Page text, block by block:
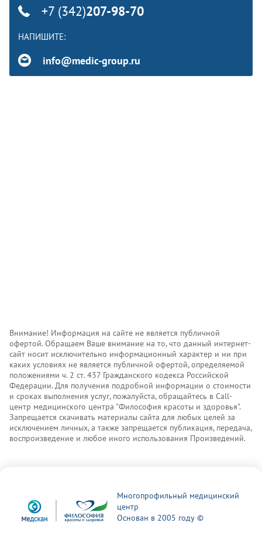
+7 (342)207-98-70
НАПИШИТЕ:
info@medic-group.ru
Внимание! Информация на сайте не является публичной
офертой. Обращаем Ваше внимание на то, что данный интернет-
сайт носит исключительно информационный характер и ни при
каких условиях не является публичной офертой, определяемой
положениями ч. 2 ст. 437 Гражданского кодекса Российской
Федерации. Для получения подробной информации о стоимости
и сроках выполнения услуг, пожалуйста, обращайтесь в Call-
центр медицинского центра "Философия красоты и здоровья".
Запрещается скачивать материалы сайта для любых целей за
исключением личных, а также запрещается публикация, передача,
воспроизведение и любое иного использования Произведений.
Многопрофильный медицинский
центр
Основан в 2005 году ©